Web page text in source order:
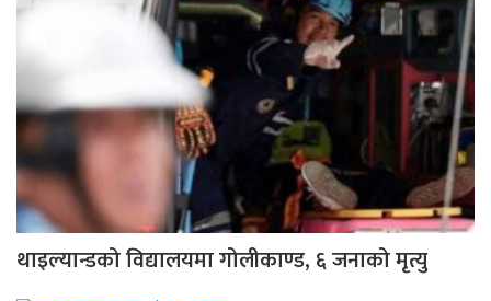
थाइल्यान्डको विद्यालयमा गोलीकाण्ड, ६ जनाको मृत्यु